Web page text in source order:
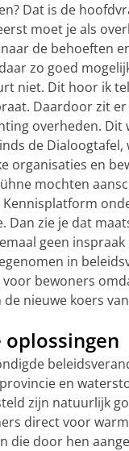
Dat is de
moet je als
de behoeften
zo goed
niet. Dit hoor ik
Daardoor zit er
overheden. Dit
de Dialoogtafel,
organisaties en
mochten
Dan zie je dat
geen inspraak
in
voor bewoners
nieuwe koers
oplossingen
en
zijn natuurlijk
direct voor
die door hen